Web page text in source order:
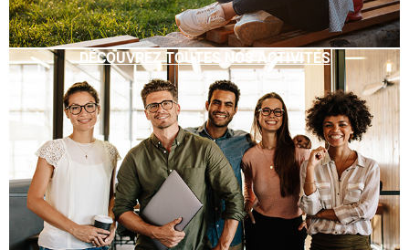
DÉCOUVREZ TOUTES NOS ACTIVITÉS